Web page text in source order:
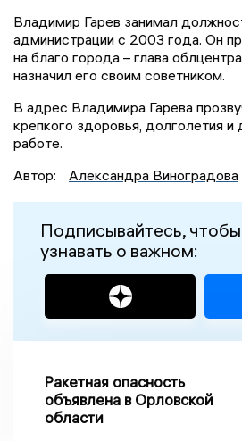
Владимир Гарев занимал
администрации с 2003 года. Он
на благо города – глава
назначил его своим советником.
В адрес Владимира Гарева
крепкого здоровья, долголетия и
работе.
Автор:
Александра Виноградова
Подписывайтесь,
узнавать о важном:
Ракетная опасность
объявлена в Орловской
области